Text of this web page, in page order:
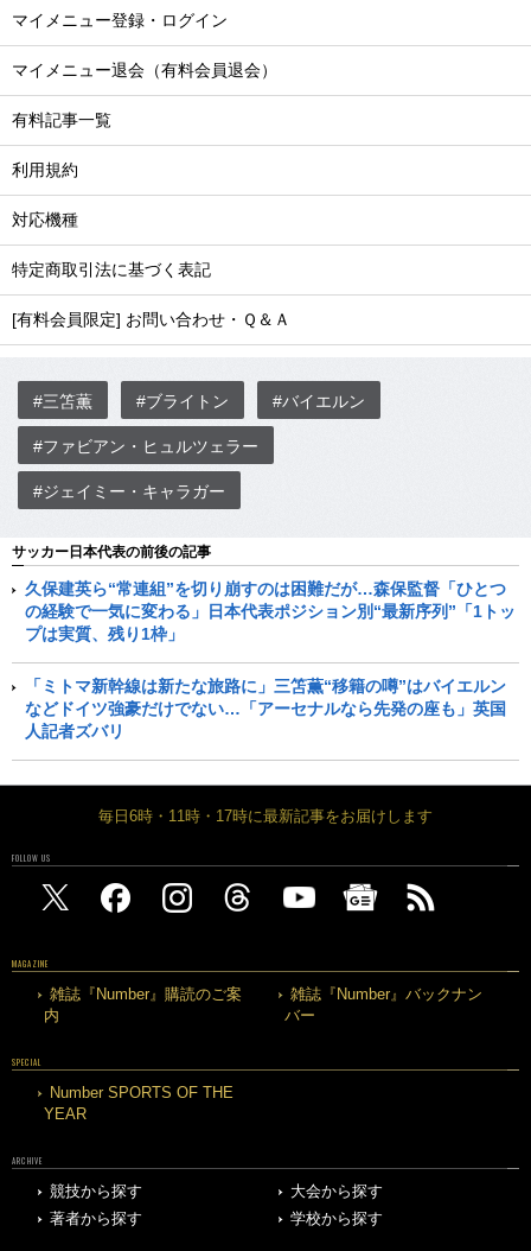
マイメニュー登録・ログイン
マイメニュー退会（有料会員退会）
有料記事一覧
利用規約
対応機種
特定商取引法に基づく表記
[有料会員限定] お問い合わせ・Ｑ＆Ａ
#三笘薫 #ブライトン #バイエルン
#ファビアン・ヒュルツェラー
#ジェイミー・キャラガー
サッカー日本代表の前後の記事
久保建英ら“常連組”を切り崩すのは困難だが…森保監督「ひとつ
の経験で一気に変わる」日本代表ポジション別“最新序列”「1トッ
プは実質、残り1枠」
「ミトマ新幹線は新たな旅路に」三笘薫“移籍の噂”はバイエルン
などドイツ強豪だけでない…「アーセナルなら先発の座も」英国
人記者ズバリ
毎日6時・11時・17時に最新記事をお届けします
FOLLOW US
MAGAZINE
雑誌『Number』購読のご案
内
雑誌『Number』バックナン
バー
SPECIAL
Number SPORTS OF THE
YEAR
ARCHIVE
競技から探す
大会から探す
著者から探す
学校から探す